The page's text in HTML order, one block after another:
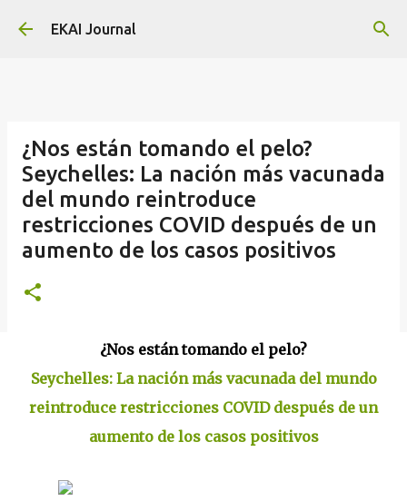
EKAI Journal
¿Nos están tomando el pelo?
Seychelles: La nación más vacunada
del mundo reintroduce
restricciones COVID después de un
aumento de los casos positivos
¿Nos están tomando el pelo?
Seychelles: La nación más vacunada del mundo
reintroduce restricciones COVID después de un
aumento de los casos positivos